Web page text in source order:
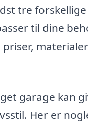
tre
til dine
priser,
garage kan
Her er